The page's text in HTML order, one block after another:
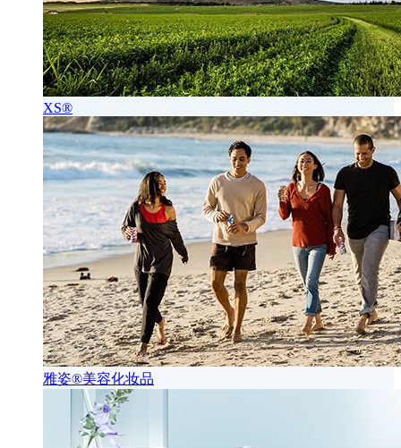
XS®
雅姿®美容化妆品